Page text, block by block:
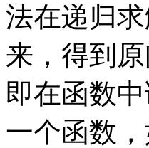
法在递归
来，得到
即在函数
一个函数